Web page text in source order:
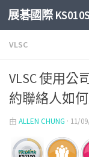
Skip to content
展碁國際
VLSC
VLSC 使用公
約聯絡人如
由 ALLEN CHUNG · 11/